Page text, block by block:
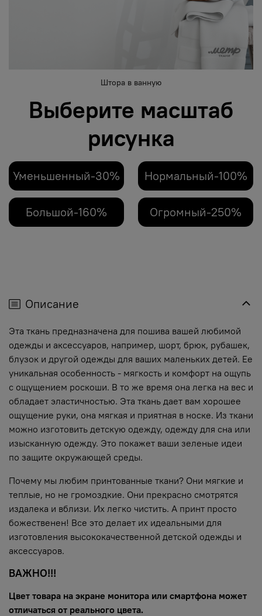
Штора в ванную
Выберите масштаб
рисунка
Уменьшенный-30% Нормальный-100%
Большой-160% Огромный-250%
Описание
Эта ткань предназначена для пошива вашей любимой
одежды и аксессуаров, например, шорт, брюк, рубашек,
блузок и другой одежды для ваших маленьких детей. Ее
уникальная особенность - мягкость и комфорт на ощупь
с ощущением роскоши. В то же время она легка на вес и
обладает эластичностью. Эта ткань дает вам хорошее
ощущение руки, она мягкая и приятная в носке. Из ткани
можно изготовить детскую одежду, одежду для сна или
изысканную одежду. Это покажет ваши зеленые идеи
по защите окружающей среды.
Почему мы любим принтованные ткани? Они мягкие и
теплые, но не громоздкие. Они прекрасно смотрятся
издалека и вблизи. Их легко чистить. А принт просто
божественен! Все это делает их идеальными для
изготовления высококачественной детской одежды и
аксессуаров.
ВАЖНО!!!
Цвет товара на экране монитора или смартфона может
отличаться от реального цвета.